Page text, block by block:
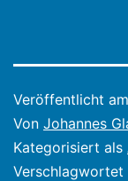
Veröffentlicht am
Von Johannes
Kategorisiert als
Verschlagwortet